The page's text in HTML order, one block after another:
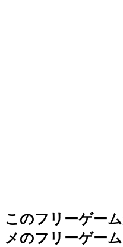
このフリーゲー
メのフリーゲーム